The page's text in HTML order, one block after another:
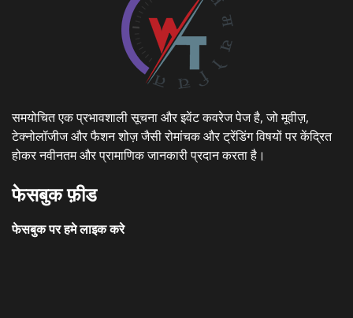
समयोचित एक प्रभावशाली सूचना और इवेंट कवरेज पेज है, जो मूवीज़,
टेक्नोलॉजीज और फैशन शोज़ जैसी रोमांचक और ट्रेंडिंग विषयों पर केंद्रित
होकर नवीनतम और प्रामाणिक जानकारी प्रदान करता है।
फेसबुक फ़ीड
फेसबुक पर हमे लाइक करे